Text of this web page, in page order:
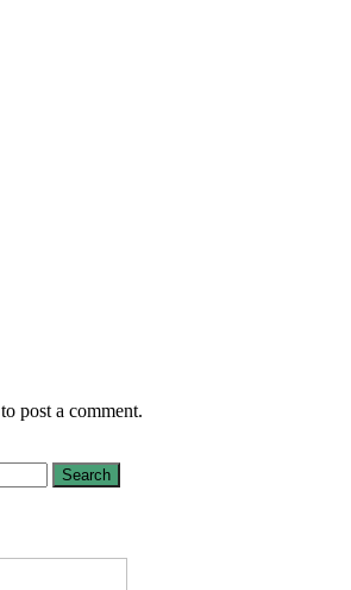
to post a comment.